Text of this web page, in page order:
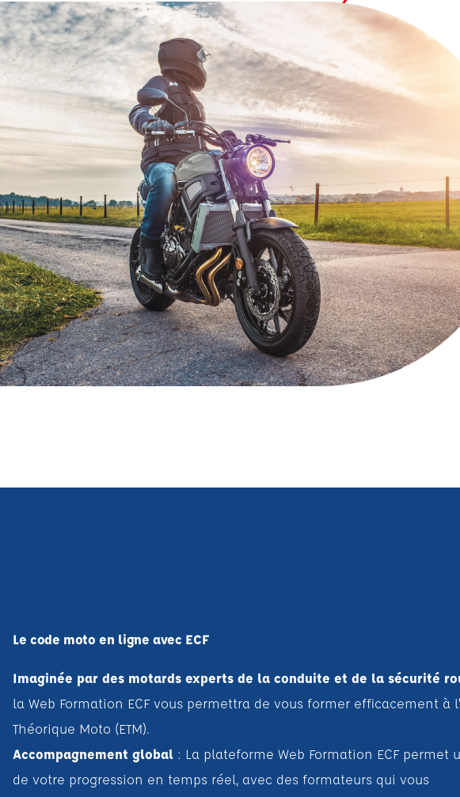
Le code moto en ligne avec ECF
Imaginée par des motards experts de la conduite et de la sécurité
la Web Formation ECF vous permettra de vous former efficacement à
Théorique Moto (ETM).
Accompagnement global : La plateforme Web Formation ECF permet
de votre progression en temps réel, avec des formateurs qui vous